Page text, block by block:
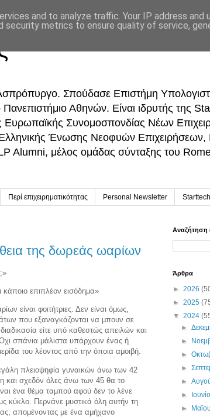
Σπούδασε Επιστήμη
Αθηνών. Είναι ιδρυτής της
Ευρωπαϊκής Συνομοσπονδίας Νέων
Ένωσης Νεοφυών
Alumni, μέλος ομάδας σύνταξης του
Περί επιχειρηματικότητας Personal Newsletter
της δωρεάς ωαρίων
κάποιο επιπλέον εισόδημα»
είναι φοιτήτριες. Δεν είναι όμως,
που εξαναγκάζονται να μπουν σε
είτε υπό καθεστώς απειλών και
σπάνια μάλιστα υπάρχουν ένας ή
του λέοντος από την όποια αμοιβή.
πλειοψηφία γυναικών άνω των 42
και σχεδόν όλες άνω των 45 θα το
ένα θέμα ταμπού αφού δεν το λένε
κύκλο. Περνάνε μυστικά όλη αυτήν τη
απομένοντας με ένα αμήχανο
Αναζήτηση
Άρθρα
► 2026
► 2025
▼ 2024
►
►
►
►
►
►
►
and to analyze traffic. Your IP address and
security metrics to ensure quality of service,